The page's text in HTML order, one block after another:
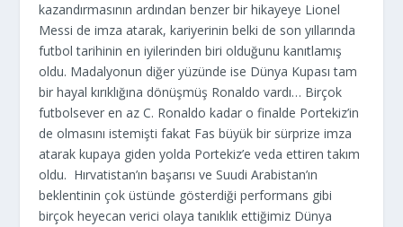
kazandırmasının ardından benzer bir hikayeye Lionel
Messi de imza atarak, kariyerinin belki de son yıllarında
futbol tarihinin en iyilerinden biri olduğunu kanıtlamış
oldu. Madalyonun diğer yüzünde ise Dünya Kupası tam
bir hayal kırıklığına dönüşmüş Ronaldo vardı… Birçok
futbolsever en az C. Ronaldo kadar o finalde Portekiz’in
de olmasını istemişti fakat Fas büyük bir sürprize imza
atarak kupaya giden yolda Portekiz’e veda ettiren takım
oldu. Hırvatistan’ın başarısı ve Suudi Arabistan’ın
beklentinin çok üstünde gösterdiği performans gibi
birçok heyecan verici olaya tanıklık ettiğimiz Dünya